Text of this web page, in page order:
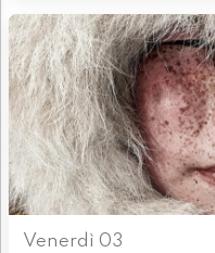
Venerdì 03